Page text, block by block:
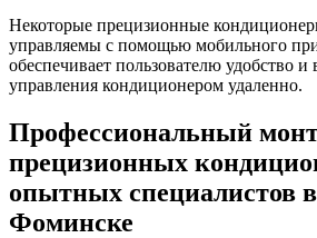
Некоторые прецизионные
управляемы с помощью мобильного
обеспечивает пользователю удобство и
управления кондиционером удаленно.
Профессиональный
прецизионных
опытных специалистов
Фоминске